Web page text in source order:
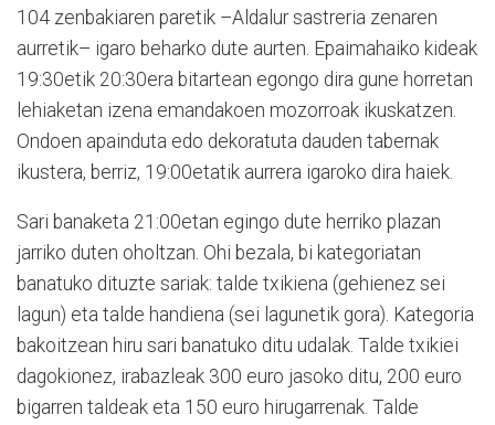
104 zenbakiaren paretik –Aldalur sastreria zenaren
aurretik– igaro beharko dute aurten. Epaimahaiko kideak
19:30etik 20:30era bitartean egongo dira gune horretan
lehiaketan izena emandakoen mozorroak ikuskatzen.
Ondoen apainduta edo dekoratuta dauden tabernak
ikustera, berriz, 19:00etatik aurrera igaroko dira haiek.
Sari banaketa 21:00etan egingo dute herriko plazan
jarriko duten oholtzan. Ohi bezala, bi kategoriatan
banatuko dituzte sariak: talde txikiena (gehienez sei
lagun) eta talde handiena (sei lagunetik gora). Kategoria
bakoitzean hiru sari banatuko ditu udalak. Talde txikiei
dagokionez, irabazleak 300 euro jasoko ditu, 200 euro
bigarren taldeak eta 150 euro hirugarrenak. Talde